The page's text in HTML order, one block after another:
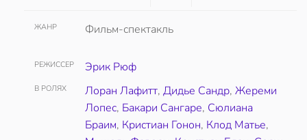
ЖАНР Фильм-спектакль
РЕЖИССЕР Эрик Рюф
В РОЛЯХ Лоран Лафитт, Дидье Сандр, Жереми
Лопес, Бакари Сангаре, Сюлиана
Браим, Кристиан Гонон, Клод Матье,